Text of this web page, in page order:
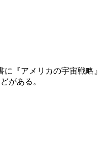
『アメリカの宇宙戦略』
がある。